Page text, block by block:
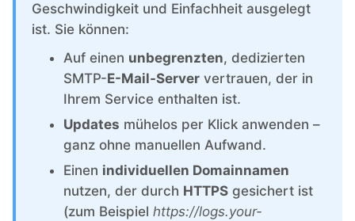
ChatWoot
ClickHouse
Code-Hero
Directus
Geschwindigkeit und Einfachheit ausgelegt
ist. Sie können:
Auf einen unbegrenzten, dedizierten
SMTP-E-Mail-Server vertrauen, der in
Ihrem Service enthalten ist.
Updates mühelos per Klick anwenden –
ganz ohne manuellen Aufwand.
Einen individuellen Domainnamen
nutzen, der durch HTTPS gesichert ist
(zum Beispiel https://logs.your-